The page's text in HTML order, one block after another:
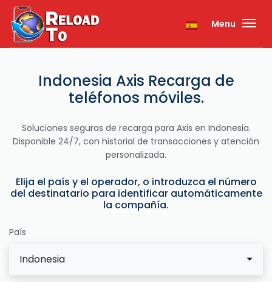
Menu
Indonesia Axis Recarga de
teléfonos móviles.
Soluciones seguras de recarga para Axis en Indonesia.
Disponible 24/7, con historial de transacciones y atención
personalizada.
Elija el país y el operador, o introduzca el número
del destinatario para identificar automáticamente
la compañía.
País
Indonesia